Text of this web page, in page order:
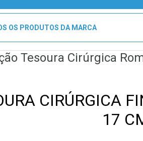
OS PRODUTOS DA MARCA
Tesoura Cirúrgica
CIRÚRGICA
17